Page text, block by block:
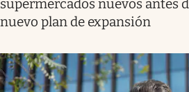
supermercados nuevos antes
nuevo plan de expansión